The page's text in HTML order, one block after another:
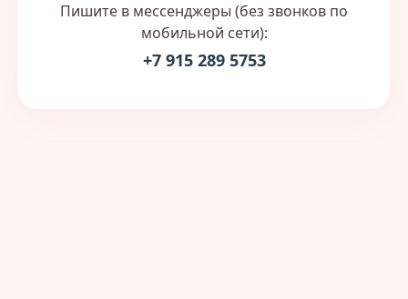
Пишите в мессенджеры (без звонков по
мобильной сети):
+7 915 289 5753